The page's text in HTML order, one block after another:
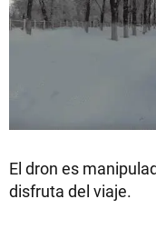
El dron es
disfruta del viaje.